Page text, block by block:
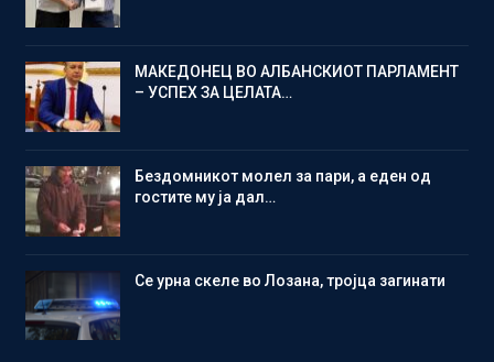
МАКЕДОНЕЦ ВО АЛБАНСКИОТ ПАРЛАМЕНТ
– УСПЕХ ЗА ЦЕЛАТА…
Бездомникот молел за пари, а еден од
гостите му ја дал…
Се урна скеле во Лозана, тројца загинати